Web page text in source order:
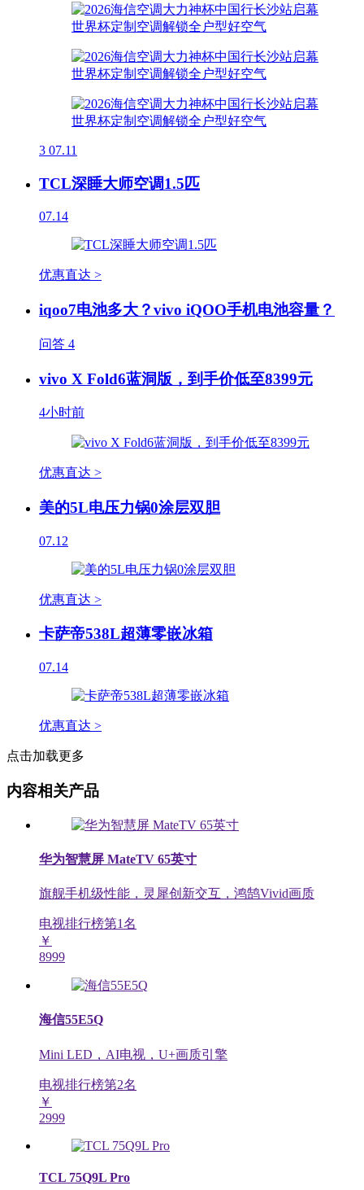
3 07.11
TCL深睡大师空调1.5匹
07.14
优惠直达 >
iqoo7电池多大？vivo iQOO手机电池容量？
问答 4
vivo X Fold6蓝洞版，到手价低至8399元
4小时前
优惠直达 >
美的5L电压力锅0涂层双胆
07.12
优惠直达 >
卡萨帝538L超薄零嵌冰箱
07.14
优惠直达 >
点击加载更多
内容相关产品
华为智慧屏 MateTV 65英寸
旗舰手机级性能，灵犀创新交互，鸿鹄Vivid画质
电视排行榜第1名
￥
8999
海信55E5Q
Mini LED，AI电视，U+画质引擎
电视排行榜第2名
￥
2999
TCL 75Q9L Pro